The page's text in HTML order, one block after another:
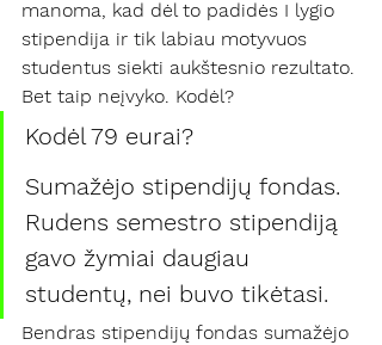
manoma, kad dėl to padidės I lygio
stipendija ir tik labiau motyvuos
studentus siekti aukštesnio rezultato.
Bet taip neįvyko. Kodėl?
Kodėl 79 eurai?
Sumažėjo stipendijų fondas.
Rudens semestro stipendiją
gavo žymiai daugiau
studentų, nei buvo tikėtasi.
Bendras stipendijų fondas sumažėjo